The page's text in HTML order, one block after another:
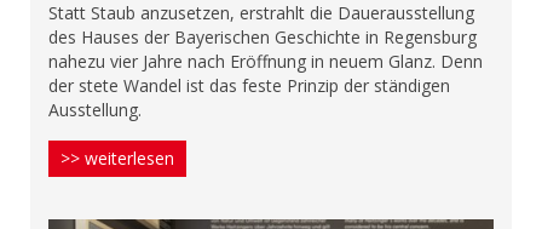
Statt Staub anzusetzen, erstrahlt die Dauerausstellung
des Hauses der Bayerischen Geschichte in Regensburg
nahezu vier Jahre nach Eröffnung in neuem Glanz. Denn
der stete Wandel ist das feste Prinzip der ständigen
Ausstellung.
>> weiterlesen